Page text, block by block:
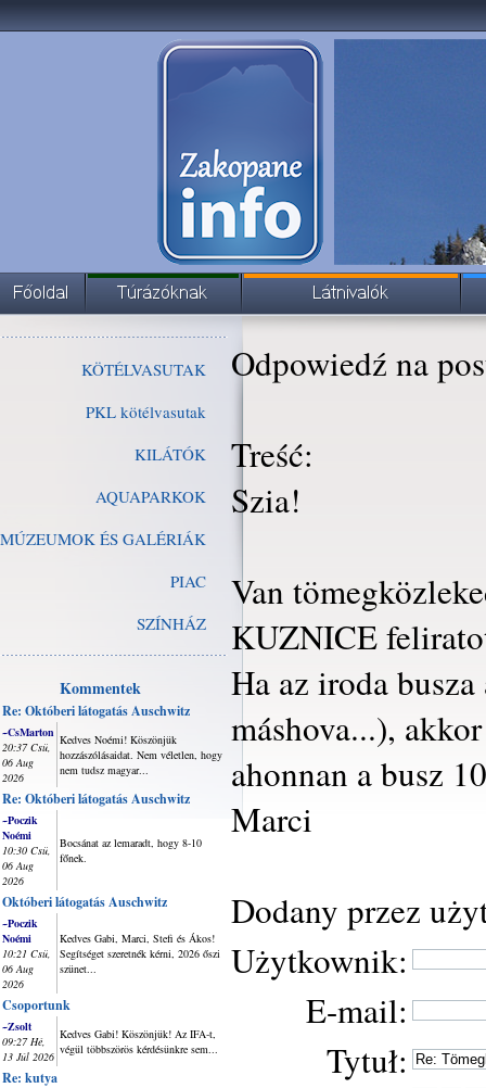
KÖTÉLVASUTAK
PKL kötélvasutak
KILÁTÓK
AQUAPARKOK
MÚZEUMOK ÉS GALÉRIÁK
PIAC
SZÍNHÁZ
Kommentek
Re: Októberi látogatás Auschwitz
~CsMarton
20:37 Csü,
06 Aug
2026
Kedves Noémi! Köszönjük
hozzászólásaidat. Nem véletlen, hogy
nem tudsz magyar...
Re: Októberi látogatás Auschwitz
~Poczik
Noémi
10:30 Csü,
06 Aug
2026
Bocsánat az lemaradt, hogy 8-10
főnek.
Októberi látogatás Auschwitz
~Poczik
Noémi
10:21 Csü,
06 Aug
2026
Kedves Gabi, Marci, Stefi és Ákos!
Segítséget szeretnék kérni, 2026 őszi
szünet...
Csoportunk
~Zsolt
09:27 Hé,
13 Júl 2026
Kedves Gabi! Köszönjük! Az IFA-t,
végül többszörös kérdésünkre sem...
Re: kutya
Odpowiedź na
Treść:
Szia!
Van
KUZNICE
Ha az iroda
máshova...),
ahonnan a busz
Marci
Dodany przez
Użytkownik:
E-mail:
Tytuł: